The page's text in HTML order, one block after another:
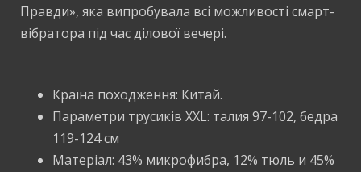
Правди», яка випробувала всі можливості смарт-
вібратора під час ділової вечері.
Країна походження: Китай.
Параметри трусиків XXL: талия 97-102, бедра
119-124 см
Матеріал: 43% микрофибра, 12% тюль и 45%